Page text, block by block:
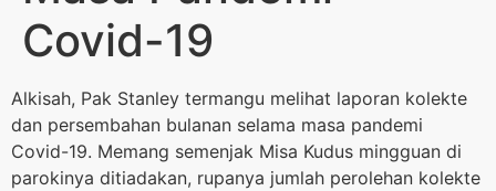
Covid-19
Alkisah, Pak Stanley termangu melihat laporan kolekte
dan persembahan bulanan selama masa pandemi
Covid-19. Memang semenjak Misa Kudus mingguan di
parokinya ditiadakan, rupanya jumlah perolehan kolekte